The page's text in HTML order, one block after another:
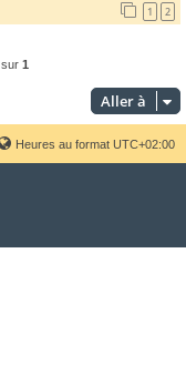
1 2
sur 1
Aller à
Heures au format UTC+02:00